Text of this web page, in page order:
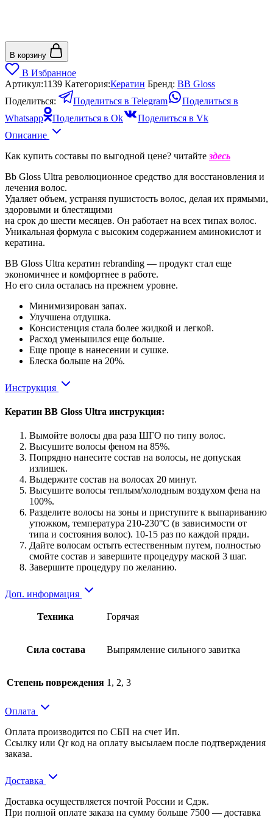
В корзину
В Избранное
Артикул:1139 Категория:Кератин Бренд: BB Gloss
Поделиться:
Поделиться в Telegram
Поделиться в
Whatsapp
Поделиться в Ok
Поделиться в Vk
Описание
Как купить составы по выгодной цене? читайте здесь
Bb Gloss Ultra революционное средство для восстановления и
лечения волос.
Удаляет объем, устраняя пушистость волос, делая их прямыми,
здоровыми и блестящими
на срок до шести месяцев. Он работает на всех типах волос.
Уникальная формула с высоким содержанием аминокислот и
кератина.
BB Gloss Ultra кератин rebranding — продукт стал еще
экономичнее и комфортнее в работе.
Но его сила осталась на прежнем уровне.
Минимизирован запах.
Улучшена отдушка.
Консистенция стала более жидкой и легкой.
Расход уменьшился еще больше.
Еще проще в нанесении и сушке.
Блеска больше на 20%.
Инструкция
Кератин BB Gloss Ultra инструкция:
Вымойте волосы два раза ШГО по типу волос.
Высушите волосы феном на 85%.
Попрядно нанесите состав на волосы, не допуская
излишек.
Выдержите состав на волосах 20 минут.
Высушите волосы теплым/холодным воздухом фена на
100%.
Разделите волосы на зоны и приступите к выпариванию
утюжком, температура 210-230°С (в зависимости от
типа и состояния волос). 10-15 раз по каждой пряди.
Дайте волосам остыть естественным путем, полностью
смойте состав и завершите процедуру маской 3 шаг.
Завершите процедуру по желанию.
Доп. информация
Техника Горячая
Сила состава Выпрямление сильного завитка
Степень повреждения 1, 2, 3
Оплата
Оплата производится по СБП на счет Ип.
Ссылку или Qr код на оплату высылаем после подтверждения
заказа.
Доставка
Доставка осуществляется почтой России и Сдэк.
При полной оплате заказа на сумму больше 7500 — доставка